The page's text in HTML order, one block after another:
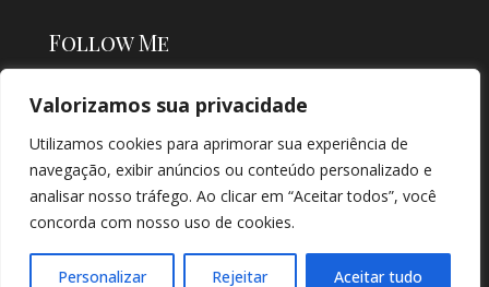
Valorizamos sua privacidade
Utilizamos cookies para aprimorar sua experiência de
navegação, exibir anúncios ou conteúdo personalizado e
analisar nosso tráfego. Ao clicar em “Aceitar todos”, você
concorda com nosso uso de cookies.
Personalizar Rejeitar Aceitar tudo
Follow Me
SOLUÇÕES DIGITAIS |
CRIAÇÃO DE SITES